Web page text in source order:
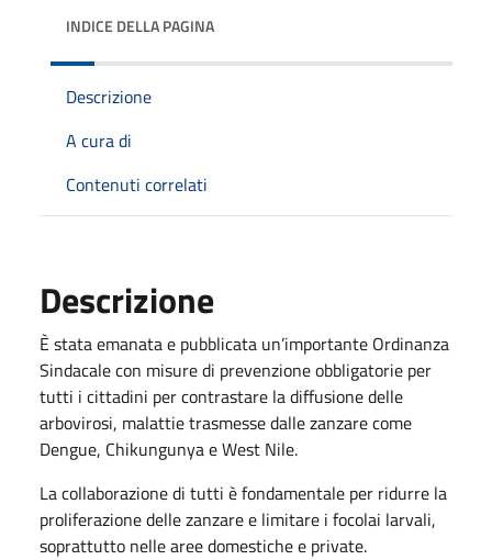
INDICE DELLA PAGINA
Descrizione
A cura di
Contenuti correlati
Descrizione
È stata emanata e pubblicata un’importante Ordinanza
Sindacale con misure di prevenzione obbligatorie per
tutti i cittadini per contrastare la diffusione delle
arbovirosi, malattie trasmesse dalle zanzare come
Dengue, Chikungunya e West Nile.
La collaborazione di tutti è fondamentale per ridurre la
proliferazione delle zanzare e limitare i focolai larvali,
soprattutto nelle aree domestiche e private.